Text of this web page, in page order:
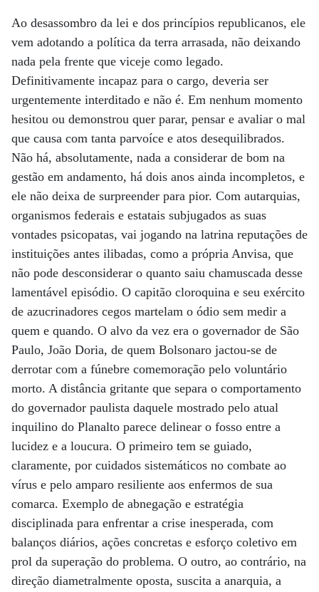
Ao desassombro da lei e dos princípios republicanos, ele
vem adotando a política da terra arrasada, não deixando
nada pela frente que viceje como legado.
Definitivamente incapaz para o cargo, deveria ser
urgentemente interditado e não é. Em nenhum momento
hesitou ou demonstrou quer parar, pensar e avaliar o mal
que causa com tanta parvoíce e atos desequilibrados.
Não há, absolutamente, nada a considerar de bom na
gestão em andamento, há dois anos ainda incompletos, e
ele não deixa de surpreender para pior. Com autarquias,
organismos federais e estatais subjugados as suas
vontades psicopatas, vai jogando na latrina reputações de
instituições antes ilibadas, como a própria Anvisa, que
não pode desconsiderar o quanto saiu chamuscada desse
lamentável episódio. O capitão cloroquina e seu exército
de azucrinadores cegos martelam o ódio sem medir a
quem e quando. O alvo da vez era o governador de São
Paulo, João Doria, de quem Bolsonaro jactou-se de
derrotar com a fúnebre comemoração pelo voluntário
morto. A distância gritante que separa o comportamento
do governador paulista daquele mostrado pelo atual
inquilino do Planalto parece delinear o fosso entre a
lucidez e a loucura. O primeiro tem se guiado,
claramente, por cuidados sistemáticos no combate ao
vírus e pelo amparo resiliente aos enfermos de sua
comarca. Exemplo de abnegação e estratégia
disciplinada para enfrentar a crise inesperada, com
balanços diários, ações concretas e esforço coletivo em
prol da superação do problema. O outro, ao contrário, na
direção diametralmente oposta, suscita a anarquia, a